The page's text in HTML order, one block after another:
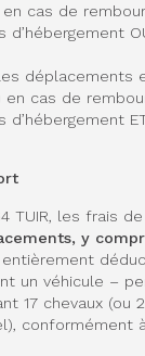
en cas de
d’hébergement
déplacements
en cas de
d’hébergement
TUIR, les frais
y
un véhicule –
17 chevaux (ou
conformément